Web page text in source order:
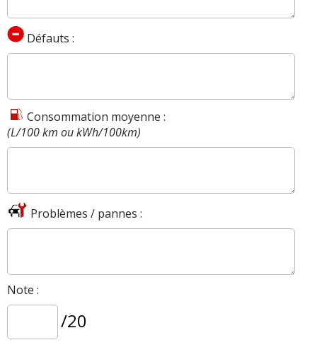
Défauts :
Consommation moyenne :
(L/100 km ou kWh/100km)
Problèmes / pannes :
Note :
/20